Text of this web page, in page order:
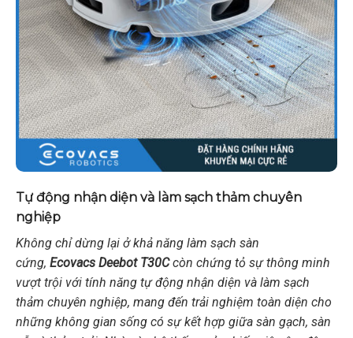
Tự động nhận diện và làm sạch thảm chuyên
nghiệp
Không chỉ dừng lại ở khả năng làm sạch sàn
cứng, Ecovacs Deebot T30Ccòn chứng tỏ sự thông minh
vượt trội với tính năng tự động nhận diện và làm sạch
thảm chuyên nghiệp, mang đến trải nghiệm toàn diện cho
những không gian sống có sự kết hợp giữa sàn gạch, sàn